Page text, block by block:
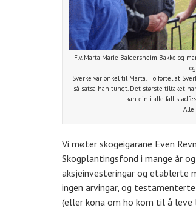
F.v. Marta Marie Baldersheim Bakke og
Sverke var onkel til Marta. Ho fortel at
så satsa han tungt. Det største tiltaket
kan ein i alle fall
Alle
Vi møter skogeigarane Even
Skogplantingsfond i mange år
aksjeinvesteringar og etablerte
ingen arvingar, og
(eller kona om ho kom til å leve